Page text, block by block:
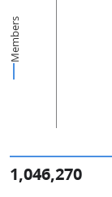
Members
1,046,270